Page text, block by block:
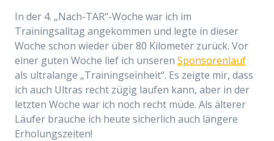
In der 4. „Nach-TAR“-Woche war ich im
Trainingsalltag angekommen und legte in dieser
Woche schon wieder über 80 Kilometer zurück. Vor
einer guten Woche lief ich unseren Sponsorenlauf
als ultralange „Trainingseinheit“. Es zeigte mir, dass
ich auch Ultras recht zügig laufen kann, aber in der
letzten Woche war ich noch recht müde. Als älterer
Läufer brauche ich heute sicherlich auch längere
Erholungszeiten!